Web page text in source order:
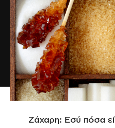
Ζάχαρη: Εσύ πόσα